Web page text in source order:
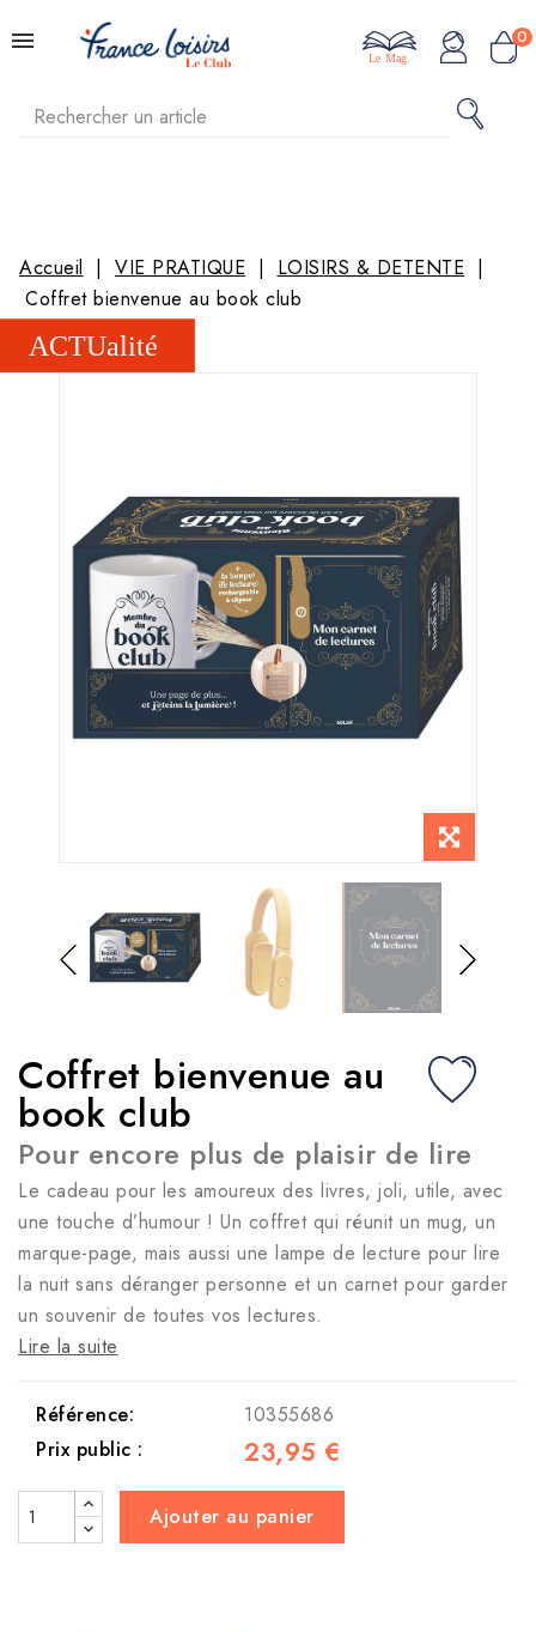
0
Le Mag
Accueil VIE PRATIQUE
LOISIRS & DETENTE
Coffret bienvenue au book club
Coffret bienvenue au
book club
Pour encore plus de plaisir de lire
Le cadeau pour les amoureux des livres, joli, utile, avec
une touche d’humour ! Un coffret qui réunit un mug, un
marque-page, mais aussi une lampe de lecture pour lire
la nuit sans déranger personne et un carnet pour garder
un souvenir de toutes vos lectures.
Lire la suite
Référence:
10355686
Prix public :
23,95 €
Ajouter au panier